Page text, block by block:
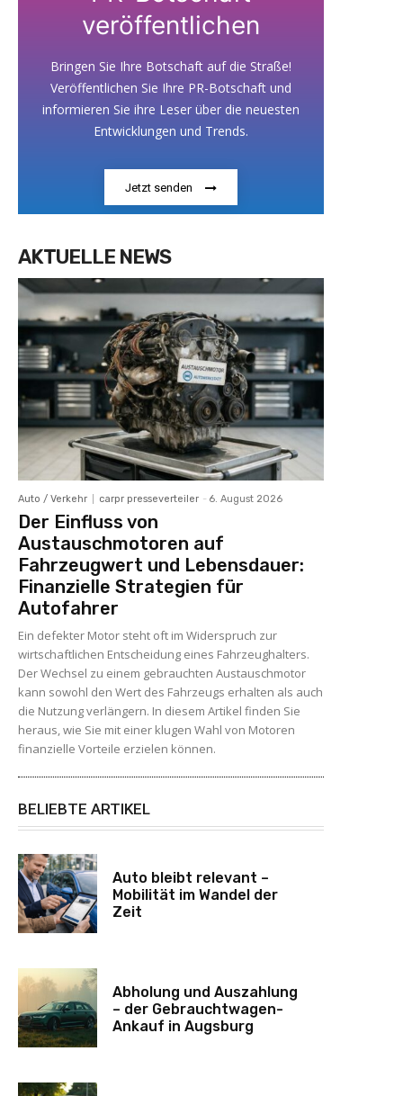
veröffentlichen
Bringen Sie Ihre Botschaft auf die Straße!
Veröffentlichen Sie Ihre PR-Botschaft und
informieren Sie ihre Leser über die neuesten
Entwicklungen und Trends.
Jetzt senden
AKTUELLE NEWS
Auto / Verkehr carpr presseverteiler - 6. August 2026
Der Einfluss von
Austauschmotoren auf
Fahrzeugwert und Lebensdauer:
Finanzielle Strategien für
Autofahrer
Ein defekter Motor steht oft im Widerspruch zur
wirtschaftlichen Entscheidung eines Fahrzeughalters.
Der Wechsel zu einem gebrauchten Austauschmotor
kann sowohl den Wert des Fahrzeugs erhalten als auch
die Nutzung verlängern. In diesem Artikel finden Sie
heraus, wie Sie mit einer klugen Wahl von Motoren
finanzielle Vorteile erzielen können.
BELIEBTE ARTIKEL
Auto bleibt relevant –
Mobilität im Wandel der
Zeit
Abholung und Auszahlung
– der Gebrauchtwagen-
Ankauf in Augsburg